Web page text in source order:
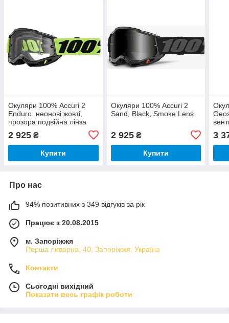
Окуляри 100% Accuri 2
Enduro, неонові жовті,
прозора подвійна лінза
2 925 ₴
Купити
Окуляри 100% Accuri 2
Sand, Black, Smoke Lens
2 925₴
Купити
3
Про нас
94% позитивних з 349 відгуків за рік
Працює з 20.08.2015
м. Запоріжжя
Перша ливарна, 40, Запоріжжя, Україна
Контакти
Сьогодні вихідний
Показати весь графік роботи